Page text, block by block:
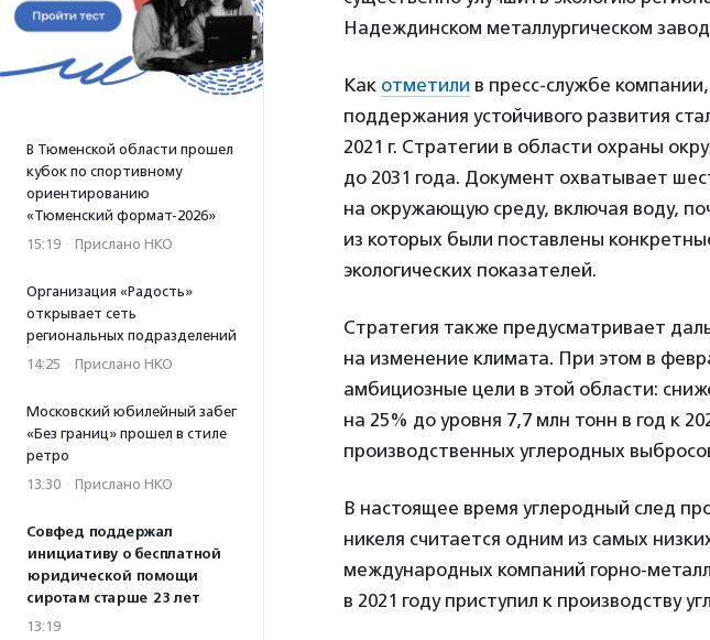
В Тюменской области прошел
кубок по спортивному
ориентированию
«Тюменский формат-2026»
15:19 · Прислано НКО
Организация «Радость»
открывает сеть
региональных подразделений
14:25 · Прислано НКО
Московский юбилейный забег
«Без границ» прошел в стиле
ретро
13:30 · Прислано НКО
Совфед поддержал
инициативу о бесплатной
юридической помощи
сиротам старше 23 лет
13:19
Надеждинском металлургическом
Как отметили в пресс-службе
поддержания устойчивого развития
2021 г. Стратегии в области охраны
до 2031 года. Документ охватывает
на окружающую среду, включая воду,
из которых были поставлены
экологических показателей.
Стратегия также предусматривает
на изменение климата. При этом в
амбициозные цели в этой области:
на 25% до уровня 7,7 млн тонн в год к
производственных углеродных
В настоящее время углеродный след
никеля считается одним из самых
международных компаний горно-
в 2021 году приступил к производству